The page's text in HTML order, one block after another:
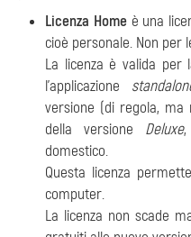
Licenza Homeè una
cioè personale. Non per
La licenza è valida per
l'applicazione
versione (di regola, ma
della versione Deluxe
domestico.
Questa licenza
computer.
La licenza non scade